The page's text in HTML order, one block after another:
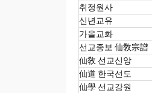
취정원사
신년교유
가을교화
선교종보 仙敎宗譜
仙敎 선교신앙
仙道 한국선도
仙學 선교강원